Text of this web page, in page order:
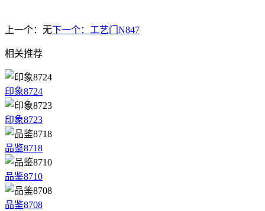
上一个： 无下一个： 工艺门N847
相关推荐
印象8724
印象8723
品鉴8718
品鉴8710
品鉴8708